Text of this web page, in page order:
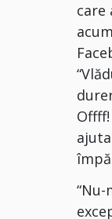
care